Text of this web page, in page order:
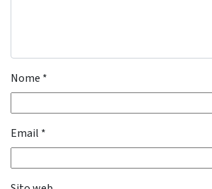
Nome *
Email *